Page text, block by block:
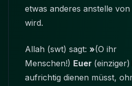
etwas anderes anstelle
wird.
Allah (swt) sagt: »(O ihr
Menschen!) Euer (einziger)
aufrichtig dienen müsst,